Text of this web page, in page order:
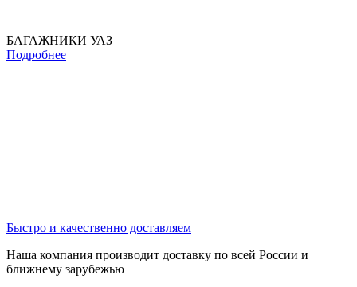
БАГАЖНИКИ УАЗ
Подробнее
Быстро и качественно доставляем
Наша компания производит доставку по всей России и
ближнему зарубежью